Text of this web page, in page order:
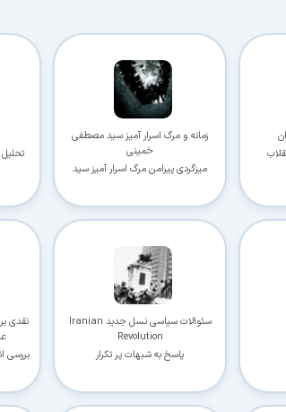
زمانه و مرگ اسرار آمیز سید مصطفی
خمینی
میزگردی پیرامن مرگ اسرار آمیز سید
تحلیل
سئوالات سیاسی نسل جدید Iranian
Revolution
پاسخ به شبهات پر تکرار
نقدی
بررسی
در حال آماده‌سازی
15
⚡ اعضای VIP دانلود را بلافاصله و بدون معطلی شروع می‌کنند
⭐ فقط یک بار عضو شوید؛ همیشه
دیگر هیچ‌وقت منتظر نمانید (دانلود فوری)